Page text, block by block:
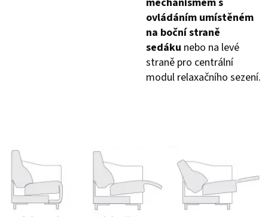
ovládáním umístěném
na boční straně
sedáku nebo na levé
straně pro centrální
modul relaxačního sezení.